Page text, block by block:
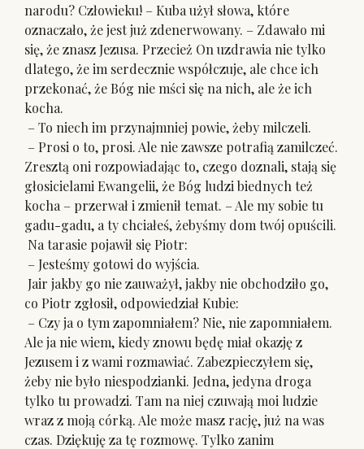
narodu? Człowieku! – Kuba użył słowa, które
oznaczało, że jest już zdenerwowany. – Zdawało mi
się, że znasz Jezusa. Przecież On uzdrawia nie tylko
dlatego, że im serdecznie współczuje, ale chce ich
przekonać, że Bóg nie mści się na nich, ale że ich
kocha.
– To niech im przynajmniej powie, żeby milczeli.
– Prosi o to, prosi. Ale nie zawsze potrafią zamilczeć.
Zresztą oni rozpowiadając to, czego doznali, stają się
głosicielami Ewangelii, że Bóg ludzi biednych też
kocha – przerwał i zmienił temat. – Ale my sobie tu
gadu-gadu, a ty chciałeś, żebyśmy dom twój opuścili.
Na tarasie pojawił się Piotr:
– Jesteśmy gotowi do wyjścia.
Jair jakby go nie zauważył, jakby nie obchodziło go,
co Piotr zgłosił, odpowiedział Kubie:
– Czy ja o tym zapomniałem? Nie, nie zapomniałem.
Ale ja nie wiem, kiedy znowu będę miał okazję z
Jezusem i z wami rozmawiać. Zabezpieczyłem się,
żeby nie było niespodzianki. Jedna, jedyna droga
tylko tu prowadzi. Tam na niej czuwają moi ludzie
wraz z moją córką. Ale może masz rację, już na was
czas. Dziękuję za tę rozmowę. Tylko zanim